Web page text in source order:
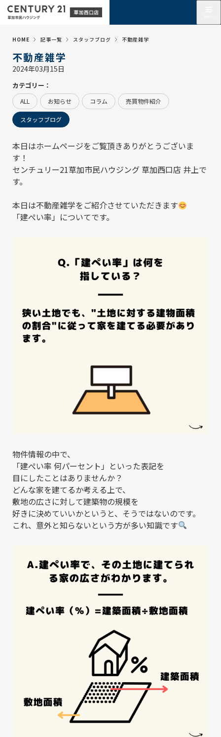
HOME 記事一覧 スタッフブログ 不動産雑学
不動産雑学
2024年03月15日
カテゴリー：
ALL お知らせ コラム 売買物件紹介
スタッフブログ
本日はホームページをご覧頂きありがとうございま
す！
センチュリー21草加市民ハウジング 草加西口店 井上で
す。
本日は不動産雑学をご紹介させていただきます
「建ぺい率」についてです。
物件情報の中で、
「建ぺい率 何パーセント」といった表記を
目にしたことはありませんか？
どんな家を建てるか考える上で、
敷地の広さに対して建築物の規模を
好きに決めていいかというと、そうではないのです。
これ、意外と知らないという方が多い知識です